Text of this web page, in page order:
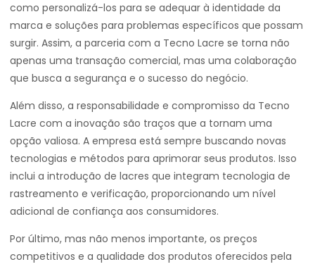
como personalizá-los para se adequar à identidade da
marca e soluções para problemas específicos que possam
surgir. Assim, a parceria com a Tecno Lacre se torna não
apenas uma transação comercial, mas uma colaboração
que busca a segurança e o sucesso do negócio.
Além disso, a responsabilidade e compromisso da Tecno
Lacre com a inovação são traços que a tornam uma
opção valiosa. A empresa está sempre buscando novas
tecnologias e métodos para aprimorar seus produtos. Isso
inclui a introdução de lacres que integram tecnologia de
rastreamento e verificação, proporcionando um nível
adicional de confiança aos consumidores.
Por último, mas não menos importante, os preços
competitivos e a qualidade dos produtos oferecidos pela